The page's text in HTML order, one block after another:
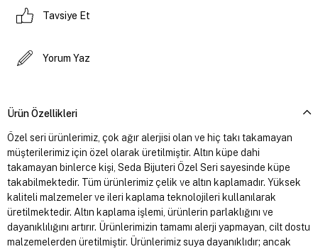
Tavsiye Et
Yorum Yaz
Ürün Özellikleri
Özel seri ürünlerimiz, çok ağır alerjisi olan ve hiç takı takamayan
müşterilerimiz için özel olarak üretilmiştir. Altın küpe dahi
takamayan binlerce kişi, Seda Bijuteri Özel Seri sayesinde küpe
takabilmektedir. Tüm ürünlerimiz çelik ve altın kaplamadır. Yüksek
kaliteli malzemeler ve ileri kaplama teknolojileri kullanılarak
üretilmektedir. Altın kaplama işlemi, ürünlerin parlaklığını ve
dayanıklılığını artırır. Ürünlerimizin tamamı alerji yapmayan, cilt dostu
malzemelerden üretilmiştir. Ürünlerimiz suya dayanıklıdır; ancak